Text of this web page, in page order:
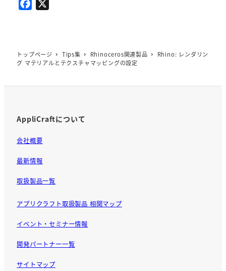
b
o
トップページ Tips集 Rhinoceros関連製品
Rhino: レンダリン
グ マテリアルとテクスチャマッピングの設定
AppliCraftについて
会社概要
最新情報
取扱製品一覧
アプリクラフト取扱製品 相関マップ
イベント・セミナー情報
開発パートナー一覧
サイトマップ